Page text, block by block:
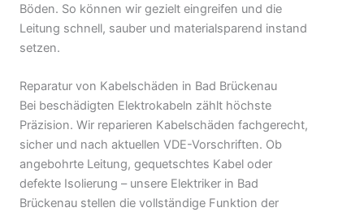
Böden. So können wir gezielt eingreifen und die
Leitung schnell, sauber und materialsparend instand
setzen.
Reparatur von Kabelschäden in Bad Brückenau
Bei beschädigten Elektrokabeln zählt höchste
Präzision. Wir reparieren Kabelschäden fachgerecht,
sicher und nach aktuellen VDE-Vorschriften. Ob
angebohrte Leitung, gequetschtes Kabel oder
defekte Isolierung – unsere Elektriker in Bad
Brückenau stellen die vollständige Funktion der